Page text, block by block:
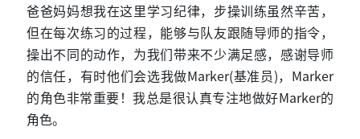
爸爸妈妈想我在这里学习纪律，步操训练虽然辛苦，
但在每次练习的过程，能够与队友跟随导师的指令，
操出不同的动作，为我们带来不少满足感，感谢导师
的信任，有时他们会选我做Marker(基准员)，Marker
的角色非常重要！我总是很认真专注地做好Marker的
角色。